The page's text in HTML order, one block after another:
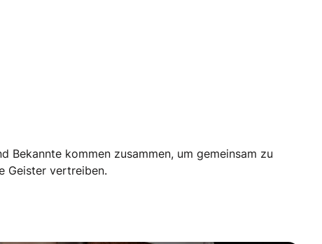
kommen zusammen, um gemeinsam zu
Geister vertreiben.